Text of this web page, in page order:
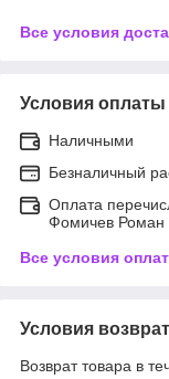
Все условия
Условия оплаты
Наличными
Безналичный
Оплата
Фомичев Роман
Все условия
Условия
Возврат товара в